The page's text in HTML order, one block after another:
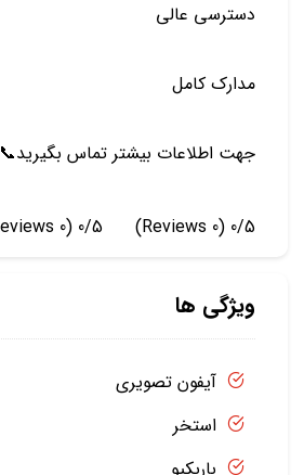
دسترسي عالي
مدارك كامل
جهت اطلاعات بيشتر تماس بگيريد📞
0/5
(0 Reviews)
0/5
(0 Reviews)
ویژگی ها
آیفون تصویری
استخر
باربکیو